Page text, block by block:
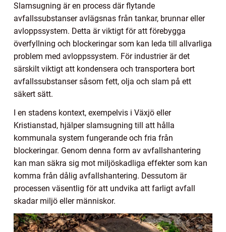
Slamsugning är en process där flytande
avfallssubstanser avlägsnas från tankar, brunnar eller
avloppssystem. Detta är viktigt för att förebygga
överfyllning och blockeringar som kan leda till allvarliga
problem med avloppssystem. För industrier är det
särskilt viktigt att kondensera och transportera bort
avfallssubstanser såsom fett, olja och slam på ett
säkert sätt.
I en stadens kontext, exempelvis i Växjö eller
Kristianstad, hjälper slamsugning till att hålla
kommunala system fungerande och fria från
blockeringar. Genom denna form av avfallshantering
kan man säkra sig mot miljöskadliga effekter som kan
komma från dålig avfallshantering. Dessutom är
processen väsentlig för att undvika att farligt avfall
skadar miljö eller människor.